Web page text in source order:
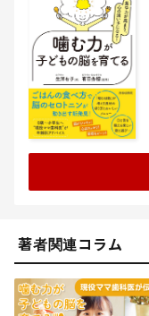
著者関連コラム